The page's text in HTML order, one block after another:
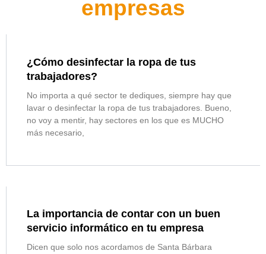
empresas
¿Cómo desinfectar la ropa de tus
trabajadores?
No importa a qué sector te dediques, siempre hay que
lavar o desinfectar la ropa de tus trabajadores. Bueno,
no voy a mentir, hay sectores en los que es MUCHO
más necesario,
La importancia de contar con un buen
servicio informático en tu empresa
Dicen que solo nos acordamos de Santa Bárbara